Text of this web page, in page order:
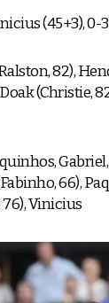
(45+3), 0-
82),
(Christie,
66),
Vinicius